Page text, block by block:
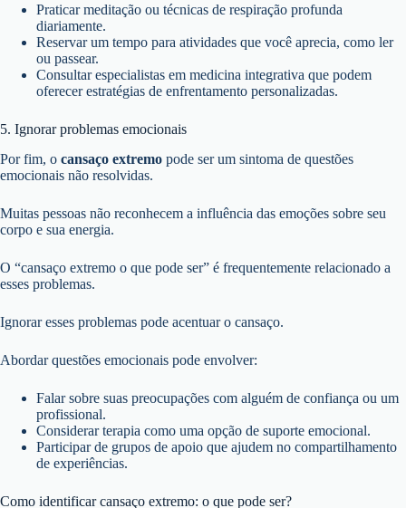
Praticar meditação ou técnicas de respiração profunda
diariamente.
Reservar um tempo para atividades que você aprecia, como ler
ou passear.
Consultar especialistas em medicina integrativa que podem
oferecer estratégias de enfrentamento personalizadas.
5. Ignorar problemas emocionais
Por fim, o cansaço extremo pode ser um sintoma de questões
emocionais não resolvidas.
Muitas pessoas não reconhecem a influência das emoções sobre seu
corpo e sua energia.
O “cansaço extremo o que pode ser” é frequentemente relacionado a
esses problemas.
Ignorar esses problemas pode acentuar o cansaço.
Abordar questões emocionais pode envolver:
Falar sobre suas preocupações com alguém de confiança ou um
profissional.
Considerar terapia como uma opção de suporte emocional.
Participar de grupos de apoio que ajudem no compartilhamento
de experiências.
Como identificar cansaço extremo: o que pode ser?